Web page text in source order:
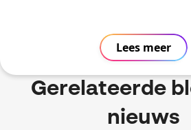
Lees meer
Gerelateerde
nieuws